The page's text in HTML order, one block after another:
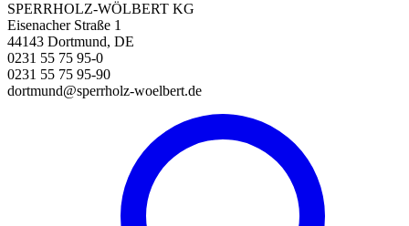
SPERRHOLZ-WÖLBERT KG
Eisenacher Straße 1
44143 Dortmund, DE
0231 55 75 95-0
0231 55 75 95-90
dortmund@sperrholz-woelbert.de